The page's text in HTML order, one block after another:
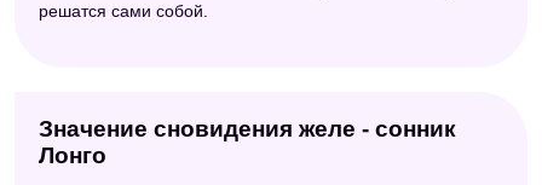
решатся сами собой.
Значение сновидения желе - сонник
Лонго